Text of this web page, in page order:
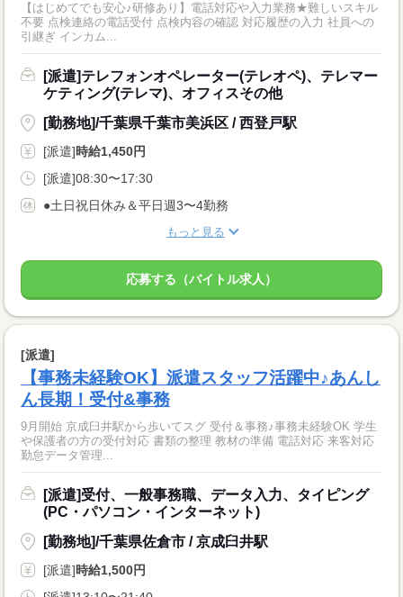
【はじめてでも安心♪研修あり】電話対応や入力業務★難しいスキル
不要 点検連絡の電話受付 点検内容の確認 対応履歴の入力 社員への
引継ぎ インカム...
[派遣]テレフォンオペレーター(テレオペ)、テレマー
ケティング(テレマ)、オフィスその他
[勤務地]/千葉県千葉市美浜区 / 西登戸駅
[派遣]時給1,450円
[派遣]08:30〜17:30
●土日祝日休み＆平日週3〜4勤務
もっと見る
応募する（バイトル求人）
[派遣]
【事務未経験OK】派遣スタッフ活躍中♪あんし
ん長期！受付&事務
9月開始 京成臼井駅から歩いてスグ 受付＆事務♪事務未経験OK 学生
や保護者の方の受付対応 書類の整理 教材の準備 電話対応 来客対応
勤怠データ管理...
[派遣]受付、一般事務職、データ入力、タイピング
(PC・パソコン・インターネット)
[勤務地]/千葉県佐倉市 / 京成臼井駅
[派遣]時給1,500円